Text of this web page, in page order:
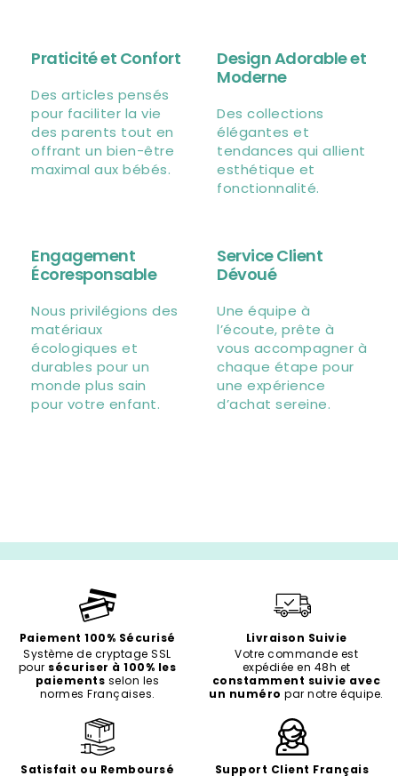
Praticité et Confort
Des articles pensés
pour faciliter la vie
des parents tout en
offrant un bien-être
maximal aux bébés.
Design Adorable et
Moderne
Des collections
élégantes et
tendances qui allient
esthétique et
fonctionnalité.
Engagement
Écoresponsable
Nous privilégions des
matériaux
écologiques et
durables pour un
monde plus sain
pour votre enfant.
Service Client
Dévoué
Une équipe à
l’écoute, prête à
vous accompagner à
chaque étape pour
une expérience
d’achat sereine.
Paiement 100% Sécurisé
Système de cryptage SSL
pour sécuriser à 100% les
paiements selon les
normes Françaises.
Livraison Suivie
Votre commande est
expédiée en 48h et
constamment suivie avec
un numéro par notre équipe.
Satisfait ou Remboursé
Support Client Français